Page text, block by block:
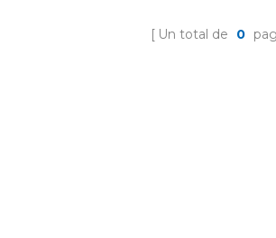
Un total de 0